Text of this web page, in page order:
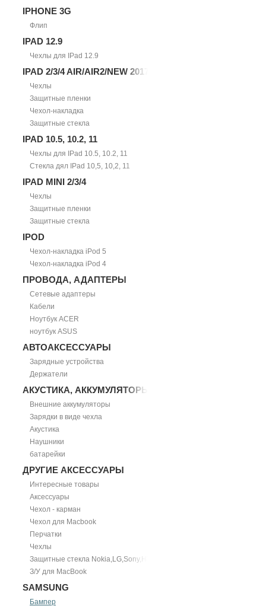
IPHONE 3G
Флип
IPAD 12.9
Чехлы для IPad 12.9
IPAD 2/3/4 AIR/AIR2/NEW 2017
Чехлы
Защитные пленки
Чехол-накладка
Защитные стекла
IPAD 10.5, 10.2, 11
Чехлы для IPad 10.5, 10.2, 11
Стекла дял IPad 10,5, 10,2, 11
IPAD MINI 2/3/4
Чехлы
Защитные пленки
Защитные стекла
IPOD
Чехол-накладка iPod 5
Чехол-накладка iPod 4
ПРОВОДА, АДАПТЕРЫ
Сетевые адаптеры
Кабели
Ноутбук ACER
ноутбук ASUS
АВТОАКСЕССУАРЫ
Зарядные устройства
Держатели
АКУСТИКА, АККУМУЛЯТОРЫ
Внешние аккумуляторы
Зарядки в виде чехла
Акустика
Наушники
батарейки
ДРУГИЕ АКСЕССУАРЫ
Интересные товары
Аксессуары
Чехол - карман
Чехол для Macbook
Перчатки
Чехлы
Защитные стекла Nokia,LG,Sony,HTC
З/У для MacBook
SAMSUNG
Бампер